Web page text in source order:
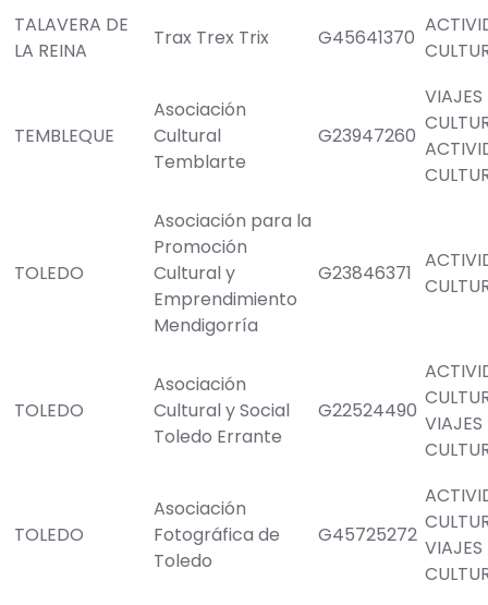
TALAVERA DE
LA REINA
Trax Trex Trix G45641370
TEMBLEQUE
Asociación
Cultural
Temblarte
G23947260
VIAJES
TOLEDO
Asociación para la
Promoción
Cultural y
Emprendimiento
Mendigorría
G23846371
TOLEDO
Asociación
Cultural y Social
Toledo Errante
G22524490
VIAJES
TOLEDO
Asociación
Fotográfica de
Toledo
G45725272
VIAJES